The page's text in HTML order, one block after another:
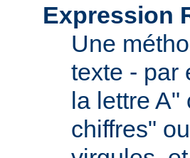
Expression
Une
texte - par
la lettre A"
chiffres"